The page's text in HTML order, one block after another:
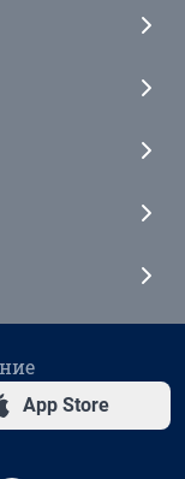
App Store